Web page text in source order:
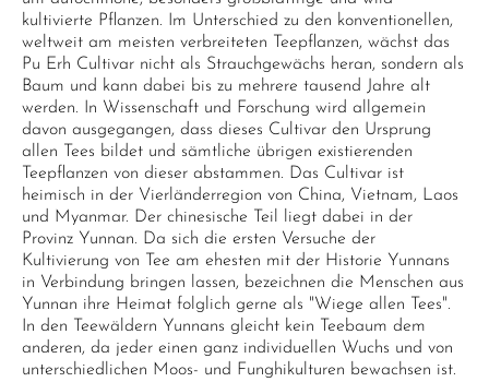
kultivierte Pflanzen. Im Unterschied zu den konventionellen,
weltweit am meisten verbreiteten Teepflanzen, wächst das
Pu Erh Cultivar nicht als Strauchgewächs heran, sondern als
Baum und kann dabei bis zu mehrere tausend Jahre alt
werden. In Wissenschaft und Forschung wird allgemein
davon ausgegangen, dass dieses Cultivar den Ursprung
allen Tees bildet und sämtliche übrigen existierenden
Teepflanzen von dieser abstammen. Das Cultivar ist
heimisch in der Vierländerregion von China, Vietnam, Laos
und Myanmar. Der chinesische Teil liegt dabei in der
Provinz Yunnan. Da sich die ersten Versuche der
Kultivierung von Tee am ehesten mit der Historie Yunnans
in Verbindung bringen lassen, bezeichnen die Menschen aus
Yunnan ihre Heimat folglich gerne als "Wiege allen Tees".
In den Teewäldern Yunnans gleicht kein Teebaum dem
anderen, da jeder einen ganz individuellen Wuchs und von
unterschiedlichen Moos- und Funghikulturen bewachsen ist.